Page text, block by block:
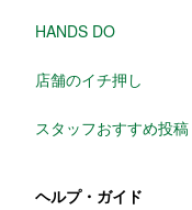
HANDS DO
店舗のイチ押し
スタッフおすすめ投稿
ヘルプ・ガイド